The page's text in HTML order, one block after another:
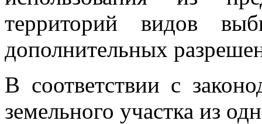
территорий видов
дополнительных
В соответствии с
земельного участка из